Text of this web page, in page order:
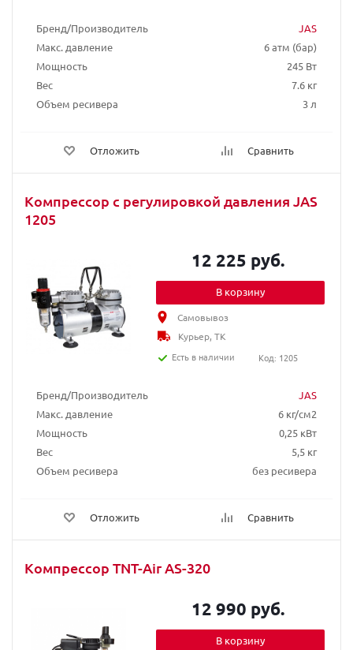
Бренд/Производитель
JAS
Макс. давление
6 атм (бар)
Мощность
245 Вт
Вес
7.6 кг
Объем ресивера
3 л
Отложить Сравнить
Компрессор с регулировкой давления JAS
1205
Бренд/Производитель
JAS
Макс. давление
6 кг/см2
Мощность
0,25 кВт
Вес
5,5 кг
Объем ресивера
без ресивера
Отложить Сравнить
12 225 руб.
В корзину
Самовывоз
Курьер, ТК
Есть в наличии
Код: 1205
Компрессор TNT-Air AS-320
12 990 руб.
В корзину